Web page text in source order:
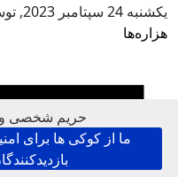
حریم شخصی
ما از کوکی ها برای
يكشنبه 24 سپتامبر 2023 ,
هزاره‌ها